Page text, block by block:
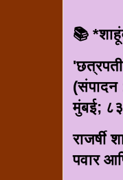
📚
(संपादन
मुंबई;
राजर्षी
पवार